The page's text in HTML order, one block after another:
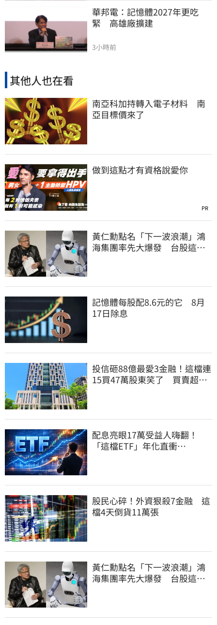
華邦電：記憶體2027年更吃
緊　高雄廠擴建
3小時前
其他人也在看
南亞科加持轉入電子材料 南
亞目標價來了
做到這點才有資格說愛你
PR
黃仁勳點名「下一波浪潮」鴻
海集團率先大爆發 台股這族
記憶體每股配8.6元的它 8月
17日除息
投信砸88億最愛3金融！這檔連
15買47萬股東笑了 買賣超前
配息亮眼17萬受益人嗨翻！
「這檔ETF」年化直衝
股民心碎！外資狠殺7金融 這
檔4天倒貨11萬張
黃仁勳點名「下一波浪潮」鴻
海集團率先大爆發 台股這族